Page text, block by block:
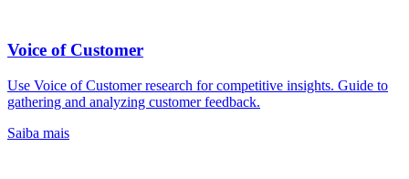
Voice of Customer
Use Voice of Customer research for competitive insights. Guide to
gathering and analyzing customer feedback.
Saiba mais